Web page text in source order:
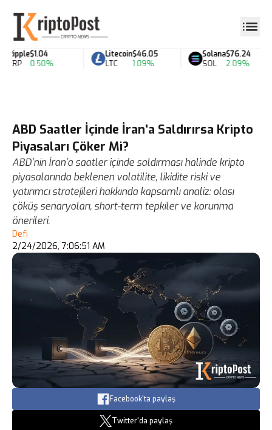
Ripple
XRP
$1.04
0.50%
Litecoin
LTC
$46.05
1.09%
Solana
SOL
$76.24
2.09%
ABD Saatler İçinde İran'a Saldırırsa Kripto
Piyasaları Çöker Mi?
ABD'nin İran'a saatler içinde saldırması halinde kripto
piyasalarında beklenen volatilite, likidite riski ve
yatırımcı stratejileri hakkında kapsamlı analiz: olası
çöküş senaryoları, short-term tepkiler ve korunma
önerileri.
Defi
2/24/2026, 7:06:51 AM
Facebook'ta paylaş
Twitter'da paylaş